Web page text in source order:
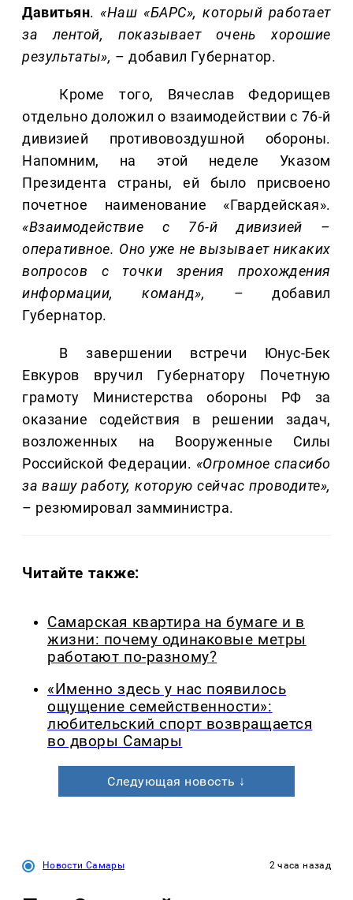
Давитьян.«Наш «БАРС», который работает
за лентой, показывает очень хорошие
результаты», – добавил Губернатор.
Кроме того, Вячеслав Федорищев
отдельно доложил о взаимодействии с 76-й
дивизией противовоздушной обороны.
Напомним, на этой неделе Указом
Президента страны, ей было присвоено
почетное наименование «Гвардейская».
«Взаимодействие с 76-й дивизией –
оперативное. Оно уже не вызывает никаких
вопросов с точки зрения прохождения
информации, команд»,
– добавил
Губернатор.
В завершении встречи Юнус-Бек
Евкуров вручил Губернатору Почетную
грамоту Министерства обороны РФ за
оказание содействия в решении задач,
возложенных на Вооруженные Силы
Российской Федерации. «Огромное спасибо
за вашу работу, которую сейчас проводите»,
– резюмировал замминистра.
Читайте также:
Самарская квартира на бумаге и в
жизни: почему одинаковые метры
работают по-разному?
«Именно здесь у нас появилось
ощущение семейственности»:
любительский спорт возвращается
во дворы Самары
Следующая новость ↓
Новости Самары 2 часа назад